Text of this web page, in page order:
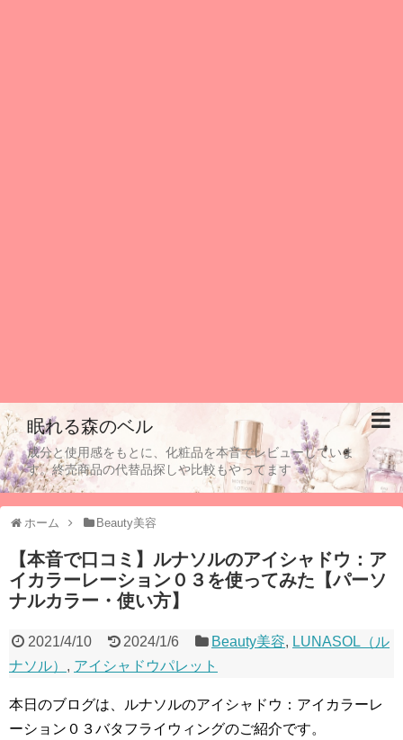
眠れる森のベル
成分と使用感をもとに、化粧品を本音でレビューしていま
す。終売商品の代替品探しや比較もやってます
ホーム Beauty美容
【本音で口コミ】ルナソルのアイシャドウ：ア
イカラーレーション０３を使ってみた【パーソ
ナルカラー・使い方】
2021/4/10 2024/1/6 Beauty美容, LUNASOL（ル
ナソル） , アイシャドウパレット
本日のブログは、ルナソルのアイシャドウ：アイカラーレ
ーション０３バタフライウィングのご紹介です。